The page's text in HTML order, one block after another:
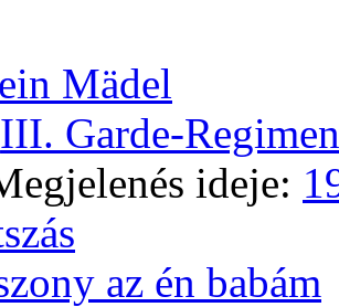
Mädel
III. Garde-
ideje:
az én babám